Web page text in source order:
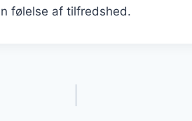
følelse af tilfredshed.